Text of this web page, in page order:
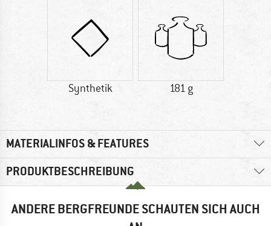
Synthetik 181 g
MATERIALINFOS & FEATURES
PRODUKTBESCHREIBUNG
ANDERE BERGFREUNDE SCHAUTEN SICH AUCH